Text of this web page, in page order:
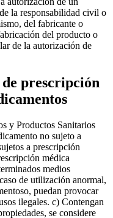
la responsabilidad civil o
del fabricante o
del producto o
de la autorización de
prescripción
y Productos Sanitarios
no sujeto a
a prescripción
médica
medios
de utilización anormal,
puedan provocar
ilegales. c) Contengan
se considere